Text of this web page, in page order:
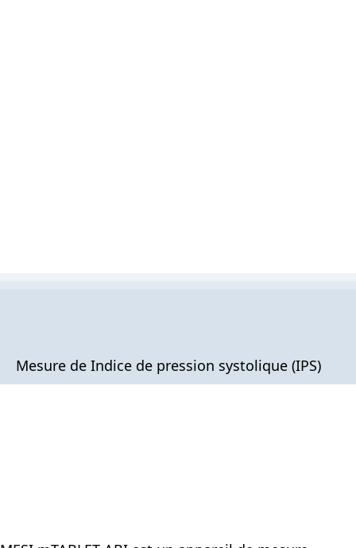
Mesure de Indice de pression systolique (IPS)